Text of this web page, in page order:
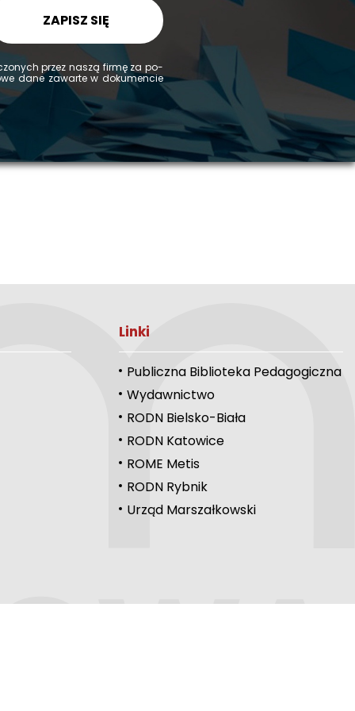
ZAPISZ SIĘ
przez naszą firmę za po­
dane za­war­te w do­ku­men­cie
Linki
Publiczna Biblioteka Pedagogiczna
Wydawnictwo
RODN Bielsko-Biała
RODN Katowice
ROME Metis
RODN Rybnik
Urząd Marszałkowski